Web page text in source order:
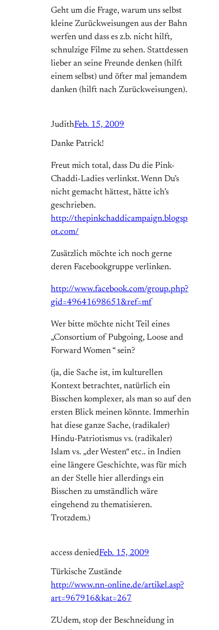
Geht um die Frage, warum uns selbst
kleine Zurückweisungen aus der Bahn
werfen und dass es z.b. nicht hilft,
schnulzige Filme zu sehen. Stattdessen
lieber an seine Freunde denken (hilft
einem selbst) und öfter mal jemandem
danken (hilft nach Zurückweisungen).
JudithFeb. 15, 2009
Danke Patrick!
Freut mich total, dass Du die Pink-
Chaddi-Ladies verlinkst. Wenn Du’s
nicht gemacht hättest, hätte ich’s
geschrieben.
http://thepinkchaddicampaign.blogsp
ot.com/
Zusätzlich möchte ich noch gerne
deren Facebookgruppe verlinken.
http://www.facebook.com/group.php?
gid=49641698651&ref=mf
Wer bitte möchte nicht Teil eines
„Consortium of Pubgoing, Loose and
Forward Women “ sein?
(ja, die Sache ist, im kulturellen
Kontext betrachtet, natürlich ein
Bisschen komplexer, als man so auf den
ersten Blick meinen könnte. Immerhin
hat diese ganze Sache, (radikaler)
Hindu-Patriotismus vs. (radikaler)
Islam vs. „der Westen“ etc.. in Indien
eine längere Geschichte, was für mich
an der Stelle hier allerdings ein
Bisschen zu umständlich wäre
eingehend zu thematisieren.
Trotzdem.)
access deniedFeb. 15, 2009
Türkische Zustände
http://www.nn-online.de/artikel.asp?
art=967916&kat=267
ZUdem, stop der Beschneidung in